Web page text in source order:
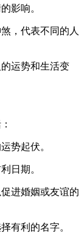
影响。
，代表不同的人
运势和生活变
势起伏。
日期。
进婚姻或友谊的
有利的名字。